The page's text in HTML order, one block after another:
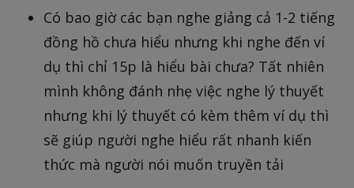
Có bao giờ các bạn nghe giảng cả 1-2 tiếng
đồng hồ chưa hiểu nhưng khi nghe đến ví
dụ thì chỉ 15p là hiểu bài chưa? Tất nhiên
mình không đánh nhẹ việc nghe lý thuyết
nhưng khi lý thuyết có kèm thêm ví dụ thì
sẽ giúp người nghe hiểu rất nhanh kiến
thức mà người nói muốn truyền tải